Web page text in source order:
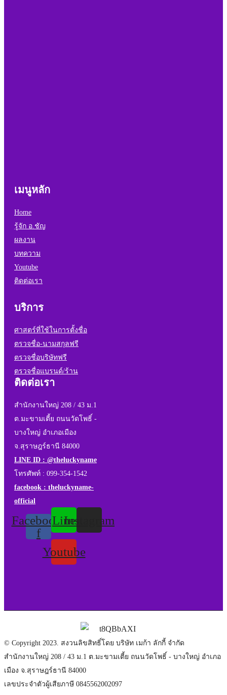
เมนูหลัก
Home
รู้จัก อ.ชัญ
ผลงาน
บทความ
Youtube
ติดต่อเรา
บริการ
ศาสตร์ที่ใช้ในการตั้งชื่อ
ตรวจชื่อ-นามสกุลฟรี
ตรวจชื่อบริษัทฟรี
ตรวจชื่อแบรนด์/ร้าน
ติดต่อเรา
สำนักงานใหญ่ 208 / 43 ม.1
ต.มะขามเตี้ย ถนนวัดโพธิ์ -
บางใหญ่ อำเภอเมือง
จ.สุราษฎร์ธานี 84000
LINE ID : @theluckyname
โทรศัพท์ : 099-354-1542
facebook : theluckyname-
official
Facebook-
f
LineInstagram
Youtube
© Copyright 2023. สงวนลิขสิทธิ์โดย บริษัท เมก้า ลักกี้ จำกัด
สำนักงานใหญ่ 208 / 43 ม.1 ต.มะขามเตี้ย ถนนวัดโพธิ์ - บางใหญ่ อำเภอ
เมือง จ.สุราษฎร์ธานี 84000
เลขประจำตัวผู้เสียภาษี 0845562002097